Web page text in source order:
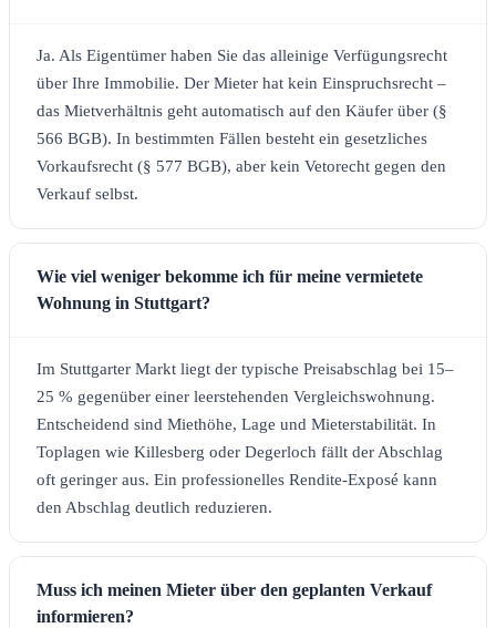
Ja. Als Eigentümer haben Sie das alleinige Verfügungsrecht
über Ihre Immobilie. Der Mieter hat kein Einspruchsrecht –
das Mietverhältnis geht automatisch auf den Käufer über (§
566 BGB). In bestimmten Fällen besteht ein gesetzliches
Vorkaufsrecht (§ 577 BGB), aber kein Vetorecht gegen den
Verkauf selbst.
Wie viel weniger bekomme ich für meine vermietete
Wohnung in Stuttgart?
Im Stuttgarter Markt liegt der typische Preisabschlag bei 15–
25 % gegenüber einer leerstehenden Vergleichswohnung.
Entscheidend sind Miethöhe, Lage und Mieterstabilität. In
Toplagen wie Killesberg oder Degerloch fällt der Abschlag
oft geringer aus. Ein professionelles Rendite-Exposé kann
den Abschlag deutlich reduzieren.
Muss ich meinen Mieter über den geplanten Verkauf
informieren?